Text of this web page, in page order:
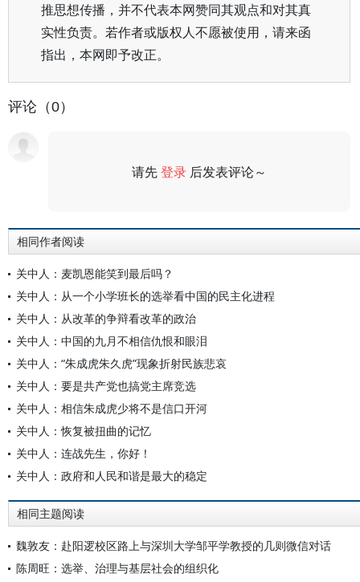
推思想传播，并不代表本网赞同其观点和对其真
实性负责。若作者或版权人不愿被使用，请来函
指出，本网即予改正。
评论（0）
请先登录 后发表评论～
相同作者阅读
关中人：麦凯恩能笑到最后吗？
关中人：从一个小学班长的选举看中国的民主化进程
关中人：从改革的争辩看改革的政治
关中人：中国的九月不相信仇恨和眼泪
关中人：“朱成虎朱久虎”现象折射民族悲哀
关中人：要是共产党也搞党主席竞选
关中人：相信朱成虎少将不是信口开河
关中人：恢复被扭曲的记忆
关中人：连战先生，你好！
关中人：政府和人民和谐是最大的稳定
相同主题阅读
魏敦友：赴阳逻校区路上与深圳大学邹平学教授的几则微信对话
陈周旺：选举、治理与基层社会的组织化